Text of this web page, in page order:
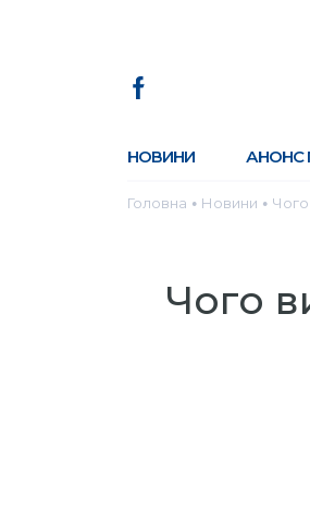
НОВИНИ АНОНС
Головна ● Новини ● Чого
Чого